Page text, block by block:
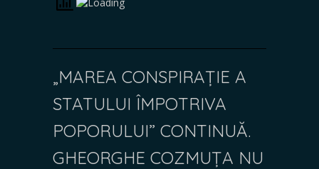
„MAREA CONSPIRAȚIE A
STATULUI ÎMPOTRIVA
POPORULUI” CONTINUĂ.
GHEORGHE COZMUȚA NU